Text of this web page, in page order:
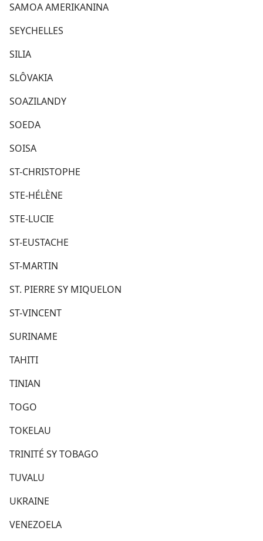
SAMOA AMERIKANINA
SEYCHELLES
SILIA
SLÔVAKIA
SOAZILANDY
SOEDA
SOISA
ST-CHRISTOPHE
STE-HÉLÈNE
STE-LUCIE
ST-EUSTACHE
ST-MARTIN
ST. PIERRE SY MIQUELON
ST-VINCENT
SURINAME
TAHITI
TINIAN
TOGO
TOKELAU
TRINITÉ SY TOBAGO
TUVALU
UKRAINE
VENEZOELA